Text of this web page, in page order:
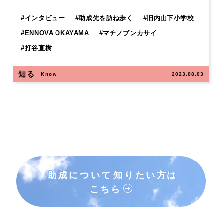
#インタビュー #助成先を訪ね歩く #旧内山下小学校
#ENNOVA OKAYAMA #マチノブンカサイ
#打谷直樹
知る Know 2023.08.03
助成について 知りたい方は
こちら